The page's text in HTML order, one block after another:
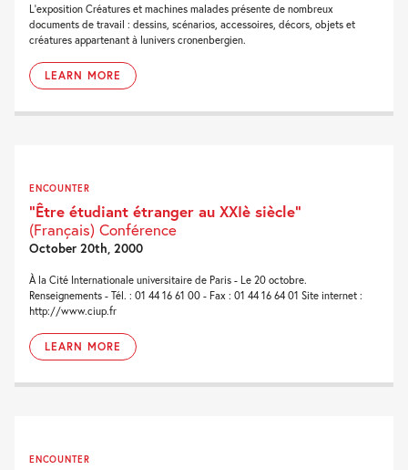
L'exposition Créatures et machines malades présente de nombreux
documents de travail : dessins, scénarios, accessoires, décors, objets et
créatures appartenant à lunivers cronenbergien.
LEARN MORE
ENCOUNTER
“Être étudiant étranger au XXIè siècle”
(Français) Conférence
October 20th, 2000
À la Cité Internationale universitaire de Paris - Le 20 octobre.
Renseignements - Tél. : 01 44 16 61 00 - Fax : 01 44 16 64 01 Site internet :
http://www.ciup.fr
LEARN MORE
ENCOUNTER